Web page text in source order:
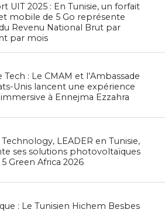
UIT 2025 : En Tunisie, un forfait
mobile de 5 Go représente
du Revenu National Brut par
par mois
Tech : Le CMAM et l’Ambassade
Unis lancent une expérience
immersive à Ennejma Ezzahra
LEADER en Tunisie,
ses solutions photovoltaïques
5 Green Africa 2026
: Le Tunisien Hichem Besbes